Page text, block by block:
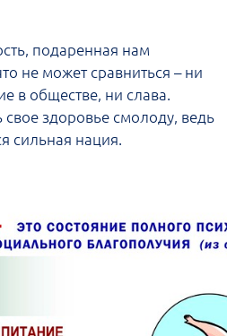
подаренная нам
не может сравниться – ни
в обществе, ни слава.
свое здоровье смолоду, ведь
сильная нация.